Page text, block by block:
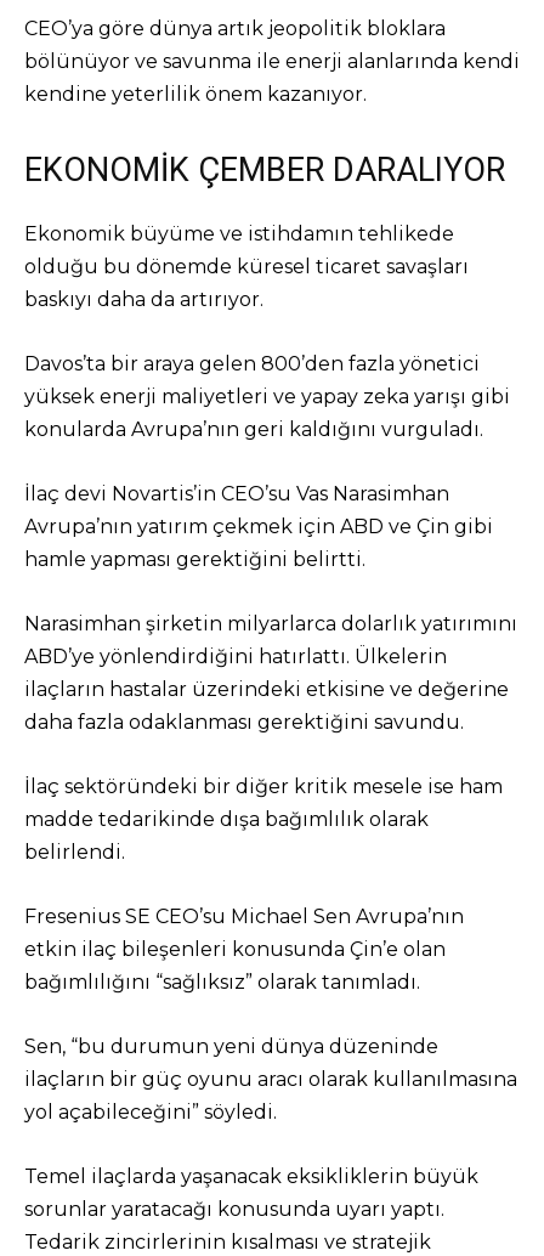
CEO’ya göre dünya artık jeopolitik bloklara
bölünüyor ve savunma ile enerji alanlarında kendi
kendine yeterlilik önem kazanıyor.
EKONOMİK ÇEMBER DARALIYOR
Ekonomik büyüme ve istihdamın tehlikede
olduğu bu dönemde küresel ticaret savaşları
baskıyı daha da artırıyor.
Davos’ta bir araya gelen 800’den fazla yönetici
yüksek enerji maliyetleri ve yapay zeka yarışı gibi
konularda Avrupa’nın geri kaldığını vurguladı.
İlaç devi Novartis’in CEO’su Vas Narasimhan
Avrupa’nın yatırım çekmek için ABD ve Çin gibi
hamle yapması gerektiğini belirtti.
Narasimhan şirketin milyarlarca dolarlık yatırımını
ABD’ye yönlendirdiğini hatırlattı. Ülkelerin
ilaçların hastalar üzerindeki etkisine ve değerine
daha fazla odaklanması gerektiğini savundu.
İlaç sektöründeki bir diğer kritik mesele ise ham
madde tedarikinde dışa bağımlılık olarak
belirlendi.
Fresenius SE CEO’su Michael Sen Avrupa’nın
etkin ilaç bileşenleri konusunda Çin’e olan
bağımlılığını “sağlıksız” olarak tanımladı.
Sen, “bu durumun yeni dünya düzeninde
ilaçların bir güç oyunu aracı olarak kullanılmasına
yol açabileceğini” söyledi.
Temel ilaçlarda yaşanacak eksikliklerin büyük
sorunlar yaratacağı konusunda uyarı yaptı.
Tedarik zincirlerinin kısalması ve stratejik